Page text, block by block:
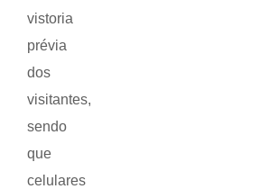
vistoria
prévia
dos
visitantes,
sendo
que
celulares